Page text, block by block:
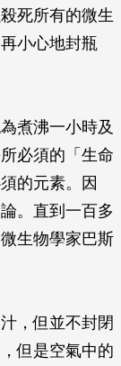
死所有的微生
小心地封瓶
煮沸一小時及
必須的「生命
的元素。因
。直到一百多
生物學家巴斯
，但並不封閉
但是空氣中的